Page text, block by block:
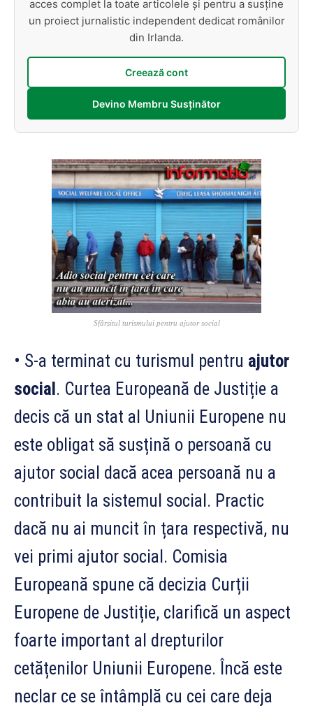
acces complet la toate articolele și pentru a susține
un proiect jurnalistic independent dedicat românilor
din Irlanda.
Creează cont
Devino Membru Susținător
Sfârșitul turismului pentru ajutor social
• S-a terminat cu turismul pentru ajutor
social . Curtea Europeană de Justiție a
decis că un stat al Uniunii Europene nu
este obligat să susțină o persoană cu
ajutor social dacă acea persoană nu a
contribuit la sistemul social. Practic
dacă nu ai muncit în țara respectivă, nu
vei primi ajutor social. Comisia
Europeană spune că decizia Curții
Europene de Justiție, clarifică un aspect
foarte important al drepturilor
cetățenilor Uniunii Europene. Încă este
neclar ce se întâmplă cu cei care deja